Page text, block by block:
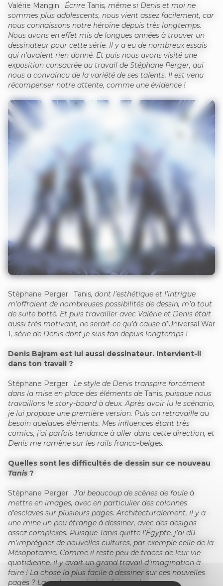
Valérie Mangin : Écrire Tanis, même si Denis et moi ne
sommes plus adolescents, nous vient assez facilement, car
nous connaissons notre héroïne depuis très longtemps.
Nous avons en effet mis de longues années à trouver un
dessinateur pour cette série. Il y a eu de nombreux essais
qui n’avaient rien donné. Et puis nous avons visité une
exposition consacrée au travail de Stéphane Perger, qui
nous a convaincu de la variété de ses talents. Il est venu
récompenser notre attente, comme une évidence !
Stéphane Perger : Tanis, dont l’esthétique et l’intrigue
m’offraient de nombreuses possibilités de dessin, m’a tout
de suite botté. Et puis travailler avec Valérie et Denis était
aussi très motivant, ne serait-ce qu’à cause d’Universal War
1, série de Denis dont je suis fan depuis longtemps !
Denis Bajram est lui aussi dessinateur. Intervient-il
dans ton travail ?
Stéphane Perger : Le style de Denis transpire forcément
dans la mise en place des éléments de Tanis, puisque nous
travaillons le story-board à deux. Après avoir lu le scénario,
je lui propose une première version. Puis on retravaille au
besoin quelques éléments. Mes influences étant très
comics, j’ai parfois tendance à aller dans cette direction, et
Denis me ramène sur les rails franco-belges.
Quelles sont les difficultés de dessin sur ce nouveau
Tanis ?
Stéphane Perger :J’ai beaucoup de scènes de foule à
mettre en images, avec en particulier des colonnes
d’esclaves sur plusieurs pages. Architecturalement, il y a
une mine un peu étrange à dessiner, avec des designs
assez complexes. Puisque Tanis quitte l’Égypte, j’ai dû
m’imprégner de nouvelles cultures, par exemple celle de la
Mésopotamie. Comme il reste peu de traces de leur vie
quotidienne, il y avait un grand travail d’imagination à
faire ! La chose la plus facile à dessiner sur ces nouvelles
pages ? La roche, car j’adore faire ça !